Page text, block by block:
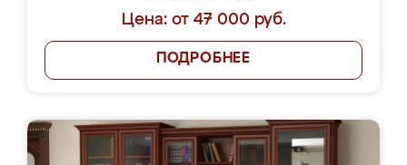
Цена: от 47 000 руб.
ПОДРОБНЕЕ